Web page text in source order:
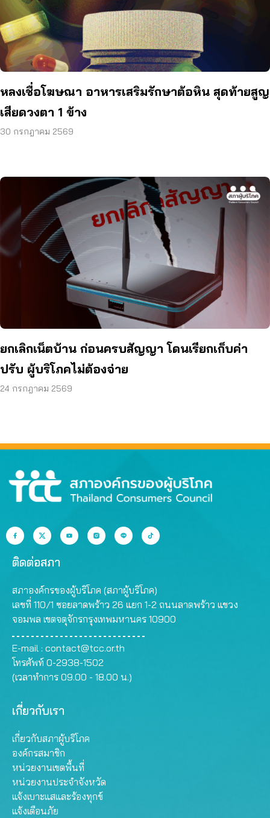
หลงเชื่อโฆษณา อาหารเสริมรักษาต้อหิน สุดท้ายสูญ
เสียดวงตา 1 ข้าง
30 กรกฎาคม 2569
ยกเลิกเน็ตบ้าน ก่อนครบสัญญา โดนเรียกเก็บค่า
ปรับ ผู้บริโภคไม่ต้องจ่าย
24 กรกฎาคม 2569
ติดต่อสภา
สภาองค์กรของผู้บริโภค (สภาผู้บริโภค)
เลขที่ 110/1 ซอยลาดพร้าว 26 แยก 1-2 ถนนลาดพร้าว แขวง
จอมพล เขตจตุจักรกรุงเทพมหานคร 10900
E-mail : contact@tcc.or.th
โทรศัพท์ 0-2938-1502
(เวลาทำการ 09.00 - 18.00 น.)
เกี่ยวกับเรา
เกี่ยวกับสภาผู้บริโภค
องค์กรสมาชิก
หน่วยงานเขตพื้นที่
หน่วยงานประจำจังหวัด
แจ้งเบาะแสและร้องทุกข์
แจ้งเตือนภัย